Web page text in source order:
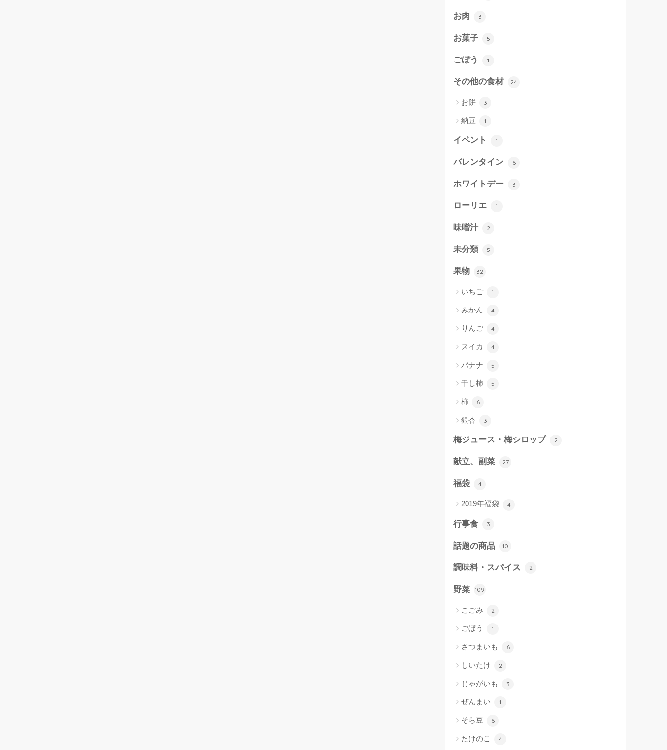
お肉 3
お菓子 5
ごぼう 1
その他の食材 24
お餅 3
納豆 1
イベント 1
バレンタイン 6
ホワイトデー 3
ローリエ 1
味噌汁 2
未分類 5
果物 32
いちご 1
みかん 4
りんご 4
スイカ 4
バナナ 5
干し柿 5
柿 6
銀杏 3
梅ジュース・梅シロップ 2
献立、副菜 27
福袋 4
2019年福袋 4
行事食 3
話題の商品 10
調味料・スパイス 2
野菜 109
こごみ 2
ごぼう 1
さつまいも 6
しいたけ 2
じゃがいも 3
ぜんまい 1
そら豆 6
たけのこ 4